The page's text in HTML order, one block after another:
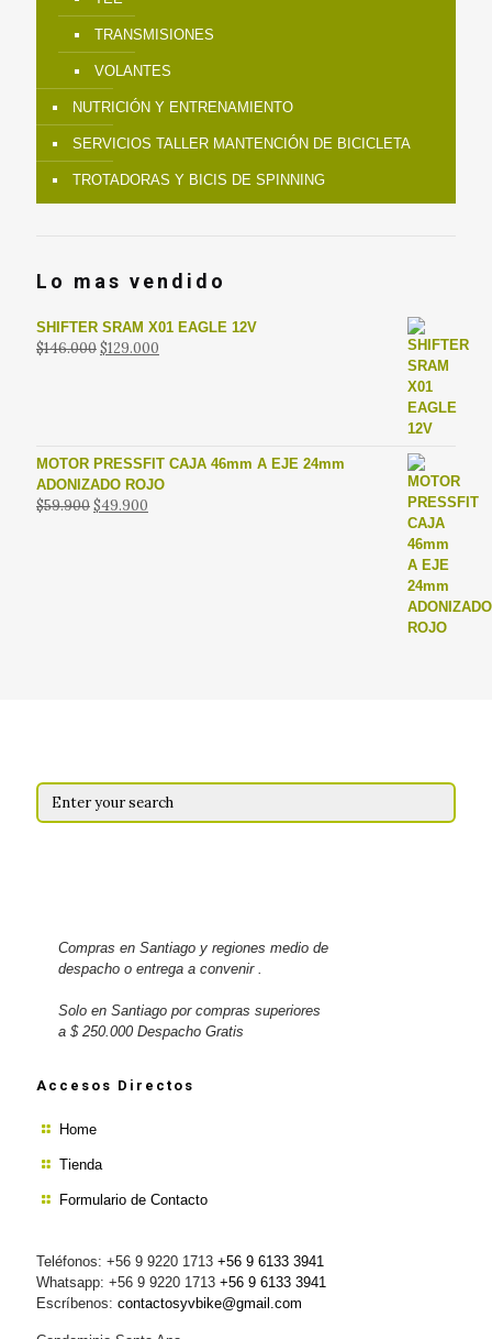
TRANSMISIONES
VOLANTES
NUTRICIÓN Y ENTRENAMIENTO
SERVICIOS TALLER MANTENCIÓN DE BICICLETA
TROTADORAS Y BICIS DE SPINNING
Lo mas vendido
SHIFTER SRAM X01 EAGLE 12V
$146.000El
$129.000
MOTOR PRESSFIT CAJA 46mm A EJE 24mm
ADONIZADO ROJO
$59.900El
$49.900
Compras en Santiago y regiones medio de
despacho o entrega a convenir .
Solo en Santiago por compras superiores
a $ 250.000 Despacho Gratis
Accesos Directos
Home
Tienda
Formulario de Contacto
Teléfonos: +56 9 9220 1713 +56 9 6133 3941
Whatsapp: +56 9 9220 1713 +56 9 6133 3941
Escríbenos: contactosyvbike@gmail.com